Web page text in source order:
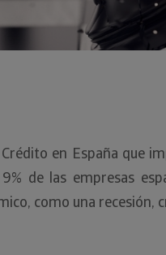
en España que
de las empresas
como una recesión,